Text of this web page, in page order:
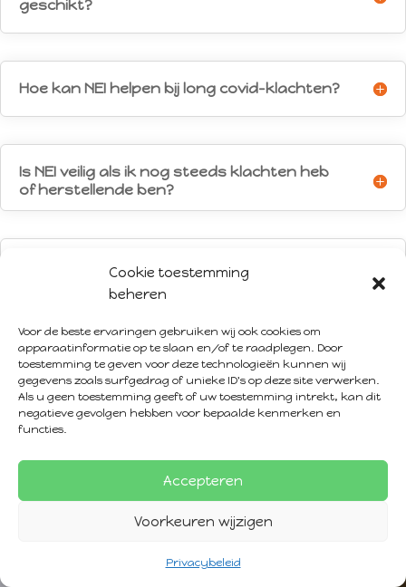
Cookie toestemming
beheren
Voor de beste ervaringen gebruiken wij ook cookies om
apparaatinformatie op te slaan en/of te raadplegen. Door
toestemming te geven voor deze technologieën kunnen wij
gegevens zoals surfgedrag of unieke ID's op deze site verwerken.
Als u geen toestemming geeft of uw toestemming intrekt, kan dit
negatieve gevolgen hebben voor bepaalde kenmerken en
functies.
Accepteren
Voorkeuren wijzigen
Privacybeleid
geschikt?
Hoe kan NEI helpen bij long covid-klachten?
Is NEI veilig als ik nog steeds klachten heb
of herstellende ben?
Moet ik mijn long covid-ervaringen
uitgebreid bespreken tijdens een sessie?
Ik weet niet zeker of het long-covid is, wat
nu?